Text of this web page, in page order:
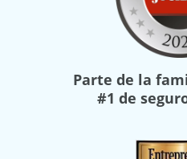
Parte de la
#1 de